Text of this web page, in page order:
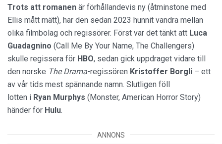
Trots att romanen är förhållandevis ny (åtminstone med
Ellis mått mätt), har den sedan 2023 hunnit vandra mellan
olika filmbolag och regissörer. Först var det tänkt att Luca
Guadagnino (Call Me By Your Name, The Challengers)
skulle regissera för HBO, sedan gick uppdraget vidare till
den norske The Drama-regissören Kristoffer Borgli – ett
av vår tids mest spännande namn. Slutligen föll
lotten i Ryan Murphys (Monster, American Horror Story)
händer för Hulu.
ANNONS